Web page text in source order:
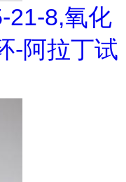
21-8,氧化
-阿拉丁试